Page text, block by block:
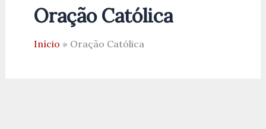
Oração Católica
Início Oração Católica